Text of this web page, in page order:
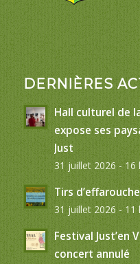
DERNIÈRES
Hall culturel de
expose ses
Just
31 juillet 2026 - 16
Tirs
31 juillet 2026 - 11
Festival Just’en
concert annulé